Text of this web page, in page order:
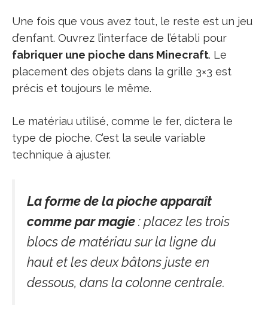
Une fois que vous avez tout, le reste est un jeu
d’enfant. Ouvrez l’interface de l’établi pour
fabriquer une pioche dans Minecraft. Le
placement des objets dans la grille 3×3 est
précis et toujours le même.
Le matériau utilisé, comme le fer, dictera le
type de pioche. C’est la seule variable
technique à ajuster.
La forme de la pioche apparaît
comme par magie : placez les trois
blocs de matériau sur la ligne du
haut et les deux bâtons juste en
dessous, dans la colonne centrale.